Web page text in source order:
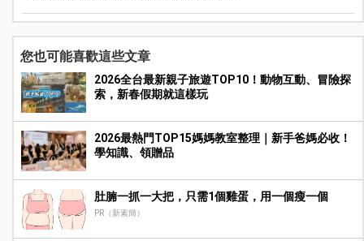
您也可能喜歡這些文章
2026全台最新親子旅遊TOP10！動物互動、冒險探
索，新春假期就這樣玩
2026最熱門TOP15媽媽教室整理｜新手爸媽必收！
學知識、領贈品
肚腩一抓一大把，只需1個雞蛋，用一個瘦一個
PR（新素簡）